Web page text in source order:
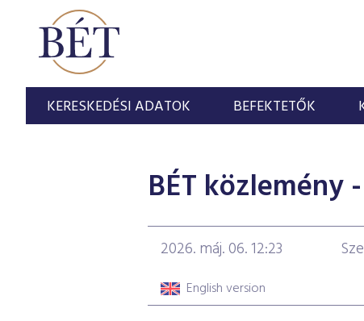
KERESKEDÉSI ADATOK BEFEKTETŐK
BÉT közlemény
2026. máj. 06. 12:23
English version